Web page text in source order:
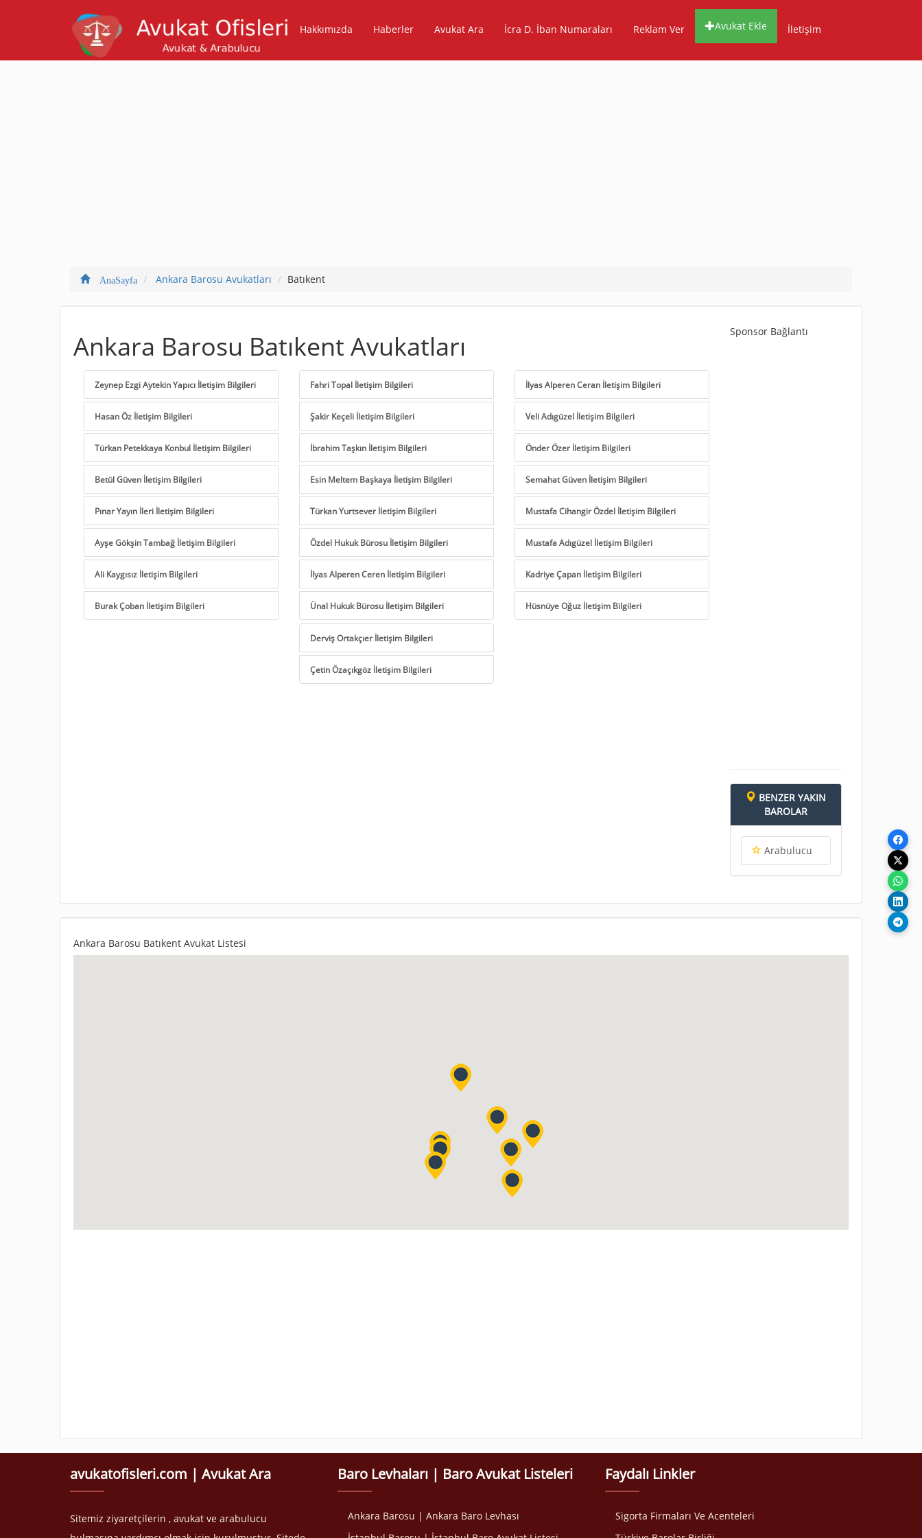
Hakkımızda Haberler Avukat Ara İcra D. İban Numaraları Reklam Ver Avukat Ekle İletişim
AnaSayfa Ankara Barosu Avukatları Batıkent
Ankara Barosu Batıkent Avukatları
Zeynep Ezgi Aytekin Yapıcı İletişim Bilgileri
Hasan Öz İletişim Bilgileri
Türkan Petekkaya Konbul İletişim Bilgileri
Betül Güven İletişim Bilgileri
Pınar Yayın İleri İletişim Bilgileri
Ayşe Gökşin Tambağ İletişim Bilgileri
Ali Kaygısız İletişim Bilgileri
Burak Çoban İletişim Bilgileri
Fahri Topal İletişim Bilgileri
Şakir Keçeli İletişim Bilgileri
İbrahim Taşkın İletişim Bilgileri
Esin Meltem Başkaya İletişim Bilgileri
Türkan Yurtsever İletişim Bilgileri
Özdel Hukuk Bürosu İletişim Bilgileri
İlyas Alperen Ceren İletişim Bilgileri
Ünal Hukuk Bürosu İletişim Bilgileri
İlyas Alperen Ceran İletişim Bilgileri
Veli Adıgüzel İletişim Bilgileri
Önder Özer İletişim Bilgileri
Semahat Güven İletişim Bilgileri
Mustafa Cihangir Özdel İletişim Bilgileri
Mustafa Adıgüzel İletişim Bilgileri
Kadriye Çapan İletişim Bilgileri
Hüsnüye Oğuz İletişim Bilgileri
Derviş Ortakçıer İletişim Bilgileri
Çetin Özaçıkgöz İletişim Bilgileri
Sponsor Bağlantı
BENZER YAKIN
BAROLAR
Arabulucu
Ankara Barosu Batıkent Avukat Listesi
avukatofisleri.com | Avukat Ara
Sitemiz ziyaretçilerin , avukat ve arabulucu
Baro Levhaları | Baro Avukat Listeleri
Ankara Barosu | Ankara Baro Levhası
Faydalı Linkler
Sigorta Firmaları Ve Acenteleri